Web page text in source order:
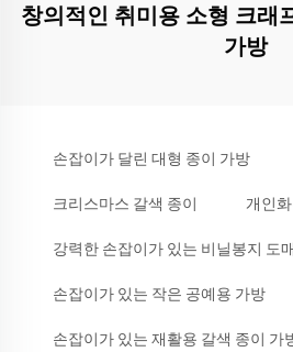
창의적인 취미용 소형 크래
가방
손잡이가 달린 대형 종이 가방
크리스마스 갈색 종이 개인
강력한 손잡이가 있는 비닐봉지 도매
손잡이가 있는 작은 공예용 가방
손잡이가 있는 재활용 갈색 종이 가